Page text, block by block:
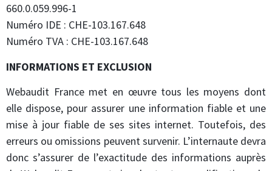
660.0.059.996-1
Numéro IDE : CHE-103.167.648
Numéro TVA : CHE-103.167.648
INFORMATIONS ET EXCLUSION
Webaudit France met en œuvre tous les moyens dont
elle dispose, pour assurer une information fiable et une
mise à jour fiable de ses sites internet. Toutefois, des
erreurs ou omissions peuvent survenir. L’internaute devra
donc s’assurer de l’exactitude des informations auprès